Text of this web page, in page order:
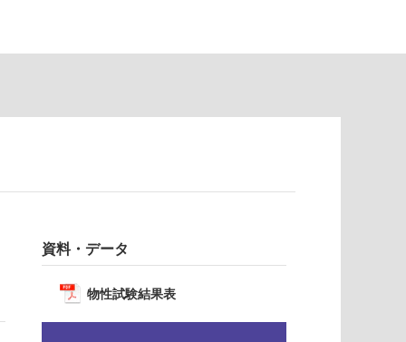
資料・データ
物性試験結果表